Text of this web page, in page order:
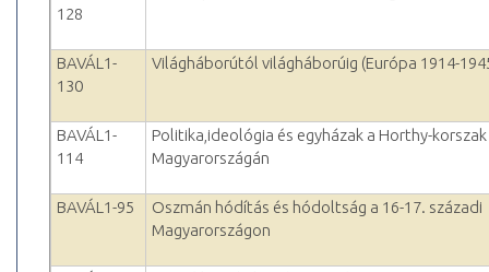
128
BAVÁL1-
130
Világháborútól világháborúig (Európa 1914-
BAVÁL1-
114
Politika,ideológia és egyházak a Horthy-korszak
Magyarországán
BAVÁL1-95
Oszmán hódítás és hódoltság a 16-17. századi
Magyarországon